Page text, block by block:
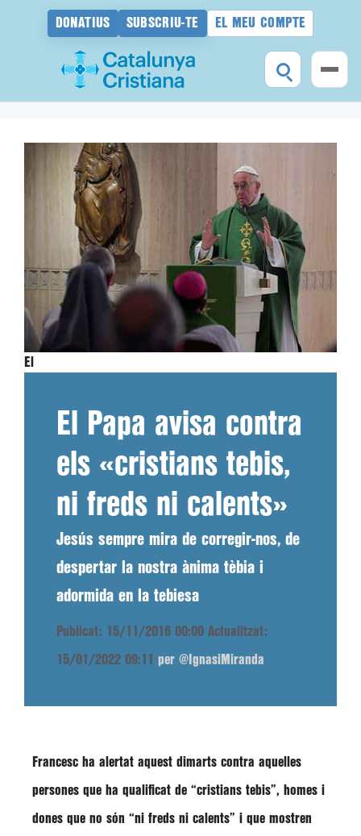
DONATIUS SUBSCRIU-TE EL MEU COMPTE
El
El Papa avisa contra
els «cristians tebis,
ni freds ni calents»
Jesús sempre mira de corregir-nos, de
despertar la nostra ànima tèbia i
adormida en la tebiesa
Publicat: 15/11/2016 00:00 Actualitzat:
15/01/2022 09:11 per @IgnasiMiranda
Francesc ha alertat aquest dimarts contra aquelles
persones que ha qualificat de “cristians tebis”, homes i
dones que no són “ni freds ni calents” i que mostren